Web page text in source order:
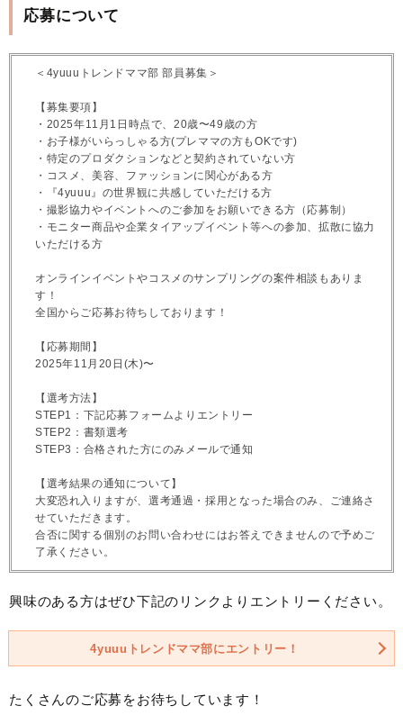
応募について
＜4yuuuトレンドママ部 部員募集＞
【募集要項】
・2025年11月1日時点で、20歳〜49歳の方
・お子様がいらっしゃる方(プレママの方もOKです)
・特定のプロダクションなどと契約されていない方
・コスメ、美容、ファッションに関心がある方
・『4yuuu』の世界観に共感していただける方
・撮影協力やイベントへのご参加をお願いできる方（応募制）
・モニター商品や企業タイアップイベント等への参加、拡散に協力
いただける方
オンラインイベントやコスメのサンプリングの案件相談もありま
す！
全国からご応募お待ちしております！
【応募期間】
2025年11月20日(木)〜
【選考方法】
STEP1：下記応募フォームよりエントリー
STEP2：書類選考
STEP3：合格された方にのみメールで通知
【選考結果の通知について】
大変恐れ入りますが、選考通過・採用となった場合のみ、ご連絡さ
せていただきます。
合否に関する個別のお問い合わせにはお答えできませんので予めご
了承ください。
興味のある方はぜひ下記のリンクよりエントリーください。
4yuuuトレンドママ部にエントリー！
たくさんのご応募をお待ちしています！